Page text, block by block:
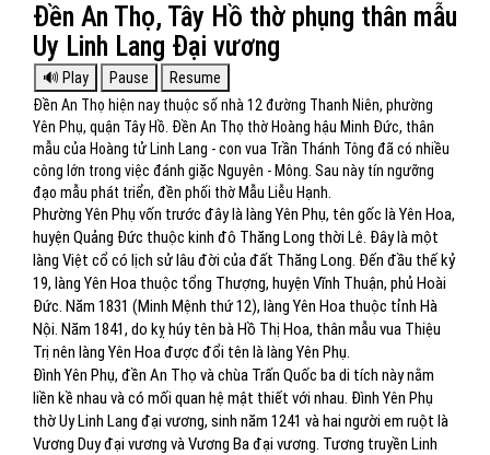
Đền An Thọ, Tây Hồ thờ phụng thân mẫu
Uy Linh Lang Đại vương
Đền An Thọ hiện nay thuộc số nhà 12 đường Thanh Niên, phường
Yên Phụ, quận Tây Hồ. Đền An Thọ thờ Hoàng hậu Minh Đức, thân
mẫu của Hoàng tử Linh Lang - con vua Trần Thánh Tông đã có nhiều
công lớn trong việc đánh giặc Nguyên - Mông. Sau này tín ngưỡng
đạo mẫu phát triển, đền phối thờ Mẫu Liễu Hạnh.
Phường Yên Phụ vốn trước đây là làng Yên Phụ, tên gốc là Yên Hoa,
huyện Quảng Đức thuộc kinh đô Thăng Long thời Lê. Đây là một
làng Việt cổ có lịch sử lâu đời của đất Thăng Long. Đến đầu thế kỷ
19, làng Yên Hoa thuộc tổng Thượng, huyện Vĩnh Thuận, phủ Hoài
Đức. Năm 1831 (Minh Mệnh thứ 12), làng Yên Hoa thuộc tỉnh Hà
Nội. Năm 1841, do kỵ húy tên bà Hồ Thị Hoa, thân mẫu vua Thiệu
Trị nên làng Yên Hoa được đổi tên là làng Yên Phụ.
Đình Yên Phụ, đền An Thọ và chùa Trấn Quốc ba di tích này nằm
liền kề nhau và có mối quan hệ mật thiết với nhau. Đình Yên Phụ
thờ Uy Linh Lang đại vương, sinh năm 1241 và hai người em ruột là
Vương Duy đại vương và Vương Ba đại vương. Tương truyền Linh